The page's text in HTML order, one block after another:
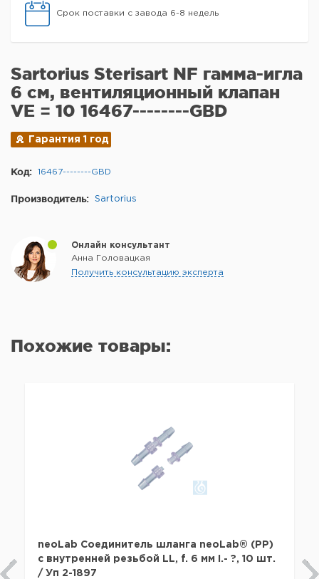
Срок поставки с завода 6-8 недель
Sartorius Sterisart NF гамма-игла
6 см, вентиляционный клапан
VE = 10 16467--------GBD
Гарантия 1 год
Код: 16467--------GBD
Производитель: Sartorius
Онлайн консультант
Анна Головацкая
Получить консультацию эксперта
Похожие товары:
neoLab Соединитель шланга neoLab® (PP)
с внутренней резьбой LL, f. 6 мм I.- ?, 10 шт.
/ Уп 2-1897